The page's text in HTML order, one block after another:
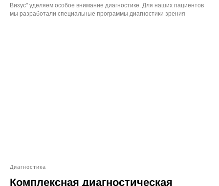
Визус" уделяем особое внимание диагностике. Для наших пациентов
мы разработали специальные программы диагностики зрения
Диагностика
Комплексная диагностическая